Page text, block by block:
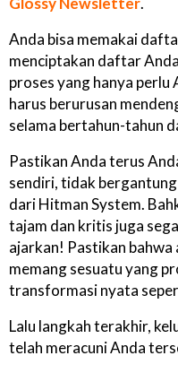
Anda bisa memakai
menciptakan daftar
proses yang hanya perlu
harus berurusan
selama bertahun-tahun
Pastikan Anda terus
sendiri, tidak
dari Hitman System.
tajam dan kritis juga
ajarkan! Pastikan bahwa
memang sesuatu yang
transformasi nyata
Lalu langkah terakhir,
telah meracuni Anda